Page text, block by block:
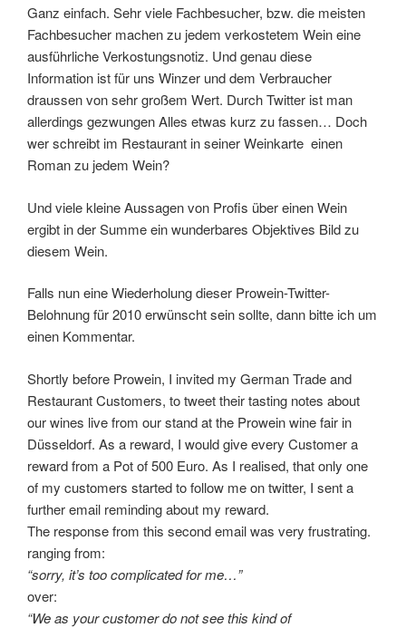
Ganz einfach. Sehr viele Fachbesucher, bzw. die meisten
Fachbesucher machen zu jedem verkostetem Wein eine
ausführliche Verkostungsnotiz. Und genau diese
Information ist für uns Winzer und dem Verbraucher
draussen von sehr großem Wert. Durch Twitter ist man
allerdings gezwungen Alles etwas kurz zu fassen… Doch
wer schreibt im Restaurant in seiner Weinkarte einen
Roman zu jedem Wein?
Und viele kleine Aussagen von Profis über einen Wein
ergibt in der Summe ein wunderbares Objektives Bild zu
diesem Wein.
Falls nun eine Wiederholung dieser Prowein-Twitter-
Belohnung für 2010 erwünscht sein sollte, dann bitte ich um
einen Kommentar.
Shortly before Prowein, I invited my German Trade and
Restaurant Customers, to tweet their tasting notes about
our wines live from our stand at the Prowein wine fair in
Düsseldorf. As a reward, I would give every Customer a
reward from a Pot of 500 Euro. As I realised, that only one
of my customers started to follow me on twitter, I sent a
further email reminding about my reward.
The response from this second email was very frustrating.
ranging from:
“sorry, it’s too complicated for me…”
over:
“We as your customer do not see this kind of